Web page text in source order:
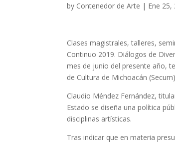
by Contenedor de Arte | Ene 25,
Clases magistrales, talleres,
Continuo 2019. Diálogos de
mes de junio del presente año,
de Cultura de Michoacán
Claudio Méndez Fernández,
Estado se diseña una política
disciplinas artísticas.
Tras indicar que en materia